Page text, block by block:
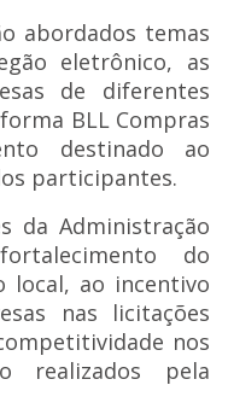
abordados temas
eletrônico, as
de diferentes
BLL Compras
destinado ao
participantes.
da Administração
do
local, ao incentivo
nas licitações
nos
realizados pela